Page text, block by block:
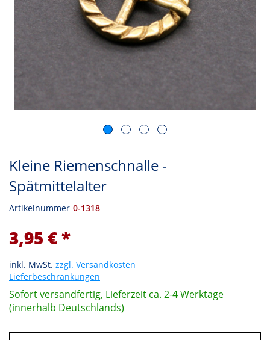
Kleine Riemenschnalle -
Spätmittelalter
Artikelnummer 0-1318
3,95 € *
inkl. MwSt. zzgl. Versandkosten
Lieferbeschränkungen
Sofort versandfertig, Lieferzeit ca. 2-4 Werktage
(innerhalb Deutschlands)